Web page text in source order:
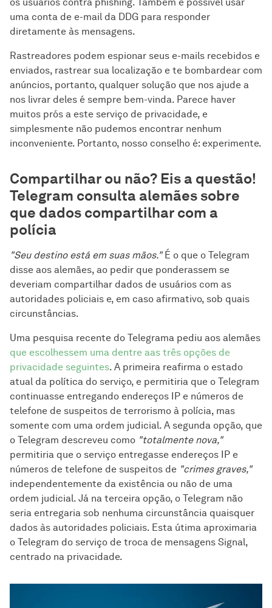
uma conta de e-mail da DDG para responder
diretamente às mensagens.
Rastreadores podem espionar seus e-mails recebidos e
enviados, rastrear sua localização e te bombardear com
anúncios, portanto, qualquer solução que nos ajude a
nos livrar deles é sempre bem-vinda. Parece haver
muitos prós a este serviço de privacidade, e
simplesmente não pudemos encontrar nenhum
inconveniente. Portanto, nosso conselho é: experimente.
Compartilhar ou não? Eis a questão!
Telegram consulta alemães sobre
que dados compartilhar com a
polícia
"Seu destino está em suas mãos."É o que o Telegram
disse aos alemães, ao pedir que ponderassem se
deveriam compartilhar dados de usuários com as
autoridades policiais e, em caso afirmativo, sob quais
circunstâncias.
Uma pesquisa recente do Telegrama pediu aos alemães
que escolhessem uma dentre aas três opções de
privacidade seguintes. A primeira reafirma o estado
atual da política do serviço, e permitiria que o Telegram
continuasse entregando endereços IP e números de
telefone de suspeitos de terrorismo à polícia, mas
somente com uma ordem judicial. A segunda opção, que
o Telegram descreveu como "totalmente nova,"
permitiria que o serviço entregasse endereços IP e
números de telefone de suspeitos de "crimes graves,"
independentemente da existência ou não de uma
ordem judicial. Já na terceira opção, o Telegram não
seria entregaria sob nenhuma circunstância quaisquer
dados às autoridades policiais. Esta útima aproximaria
o Telegram do serviço de troca de mensagens Signal,
centrado na privacidade.